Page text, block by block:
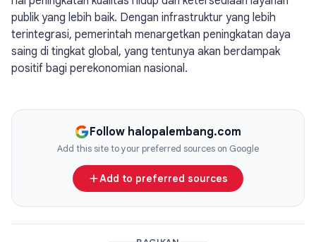
publik yang lebih baik. Dengan infrastruktur yang lebih
terintegrasi, pemerintah menargetkan peningkatan daya
saing di tingkat global, yang tentunya akan berdampak
positif bagi perekonomian nasional.
Follow halopalembang.com
Add this site to your preferred sources on Google
Add to preferred sources